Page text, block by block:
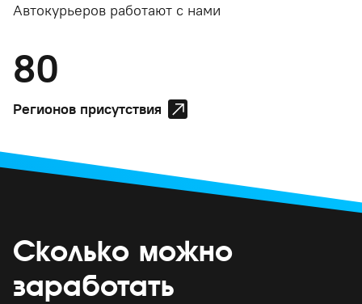
Автокурьеров работают с нами
80
Регионов присутствия
Сколько можно
заработать